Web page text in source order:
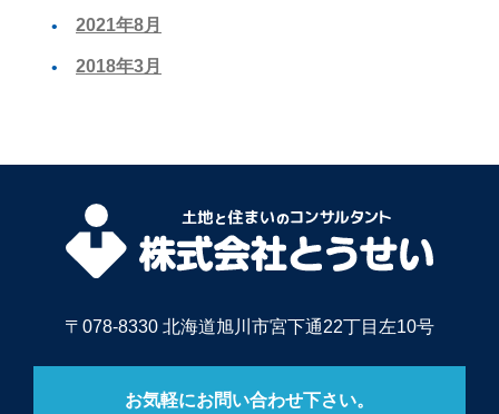
2021年8月
2018年3月
〒078-8330 北海道旭川市宮下通22丁目左10号
お気軽にお問い合わせ下さい。